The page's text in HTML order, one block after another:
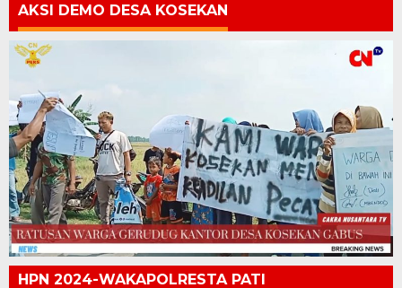
AKSI DEMO DESA KOSEKAN
HPN 2024-WAKAPOLRESTA PATI